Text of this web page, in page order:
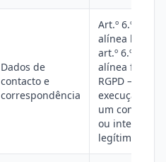
Dados de
contacto e
correspondência
Art.º 6.º, n.º 1,
alínea b), ou
art.º 6.º, n.º 1,
alínea f), do
RGPD —
execução de
um contrato
ou interesse
legítimo